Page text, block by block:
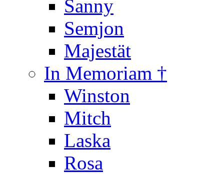
Sanny
Semjon
Majestät
In Memoriam †
Winston
Mitch
Laska
Rosa